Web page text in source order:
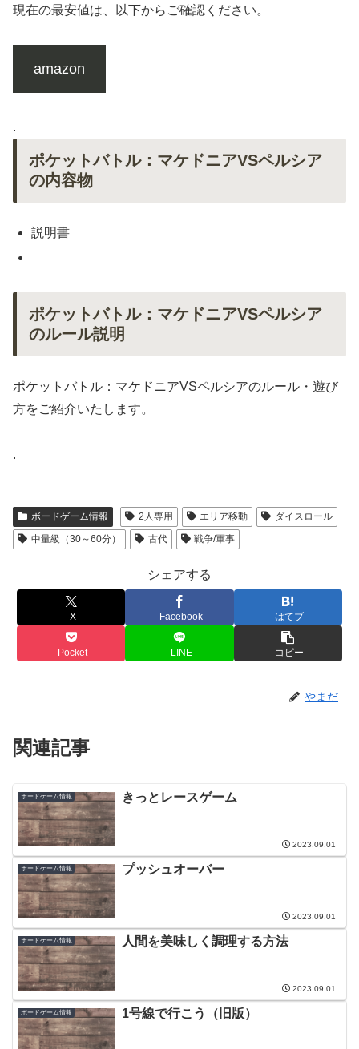
現在の最安値は、以下からご確認ください。
amazon
.
ポケットバトル：マケドニアVSペルシア
の内容物
説明書
ポケットバトル：マケドニアVSペルシア
のルール説明
ポケットバトル：マケドニアVSペルシアのルール・遊び
方をご紹介いたします。
.
ボードゲーム情報 2人専用 エリア移動
ダイスロール
中量級（30～60分）
古代 戦争/軍事
シェアする
X Facebook はてブ
Pocket LINE コピー
やまだ
関連記事
ボードゲーム情報 きっとレースゲーム
2023.09.01
ボードゲーム情報 プッシュオーバー
2023.09.01
ボードゲーム情報 人間を美味しく調理する方法
2023.09.01
ボードゲーム情報 1号線で行こう（旧版）